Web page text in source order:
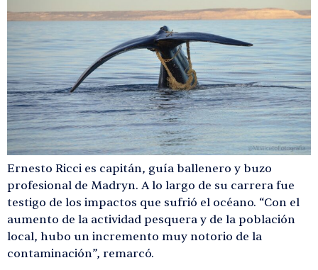
Ernesto Ricci es capitán, guía ballenero y buzo
profesional de Madryn. A lo largo de su carrera fue
testigo de los impactos que sufrió el océano. “Con el
aumento de la actividad pesquera y de la población
local, hubo un incremento muy notorio de la
contaminación”, remarcó.